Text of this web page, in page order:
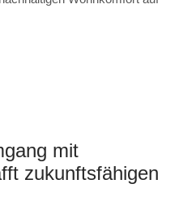
mit
zukunftsfähigen